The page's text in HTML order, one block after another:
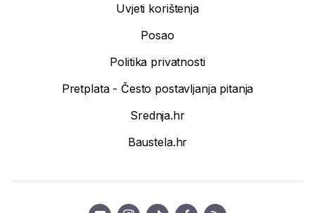
Uvjeti korištenja
Posao
Politika privatnosti
Pretplata - Često postavljanja pitanja
Srednja.hr
Baustela.hr